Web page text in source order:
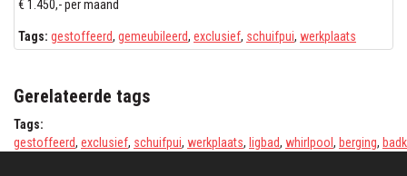
€ 1.450,- per maand
Tags: gestoffeerd, gemeubileerd, exclusief, schuifpui, werkplaats
Gerelateerde tags
Tags:
gestoffeerd, exclusief, schuifpui, werkplaats, ligbad, whirlpool , berging,